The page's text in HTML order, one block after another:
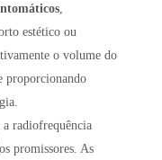
estético ou
o volume do
proporcionando
a radiofrequência
promissores. As